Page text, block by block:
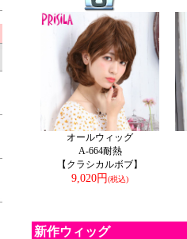
オールウィッグ
A-664耐熱
【クラシカルボブ】
9,020円(税込)
新作ウィッグ